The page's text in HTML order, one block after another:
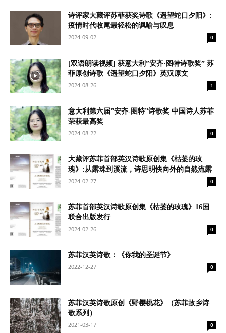
诗评家大藏评苏菲获奖诗歌《遥望蛇口夕阳》:
疫情时代收尾最轻松的讽喻与叹息
2024-09-02
0
[双语朗读视频] 获意大利”安齐·图特诗歌奖” 苏
菲原创诗歌《遥望蛇口夕阳》英汉原文
2024-08-26
1
意大利第六届”安齐-图特”诗歌奖 中国诗人苏菲
荣获最高奖
2024-08-22
0
大藏评苏菲首部英汉诗歌原创集《枯萎的玫
瑰》:从露珠到溪流，诗思明快向外的自然流露
2024-02-27
0
苏菲首部英汉诗歌原创集《枯萎的玫瑰》16国
联合出版发行
2024-02-26
0
苏菲汉英诗歌：《你我的圣诞节》
2022-12-27
0
苏菲汉英诗歌原创《野樱桃花》（苏菲故乡诗
歌系列）
2021-03-17
0